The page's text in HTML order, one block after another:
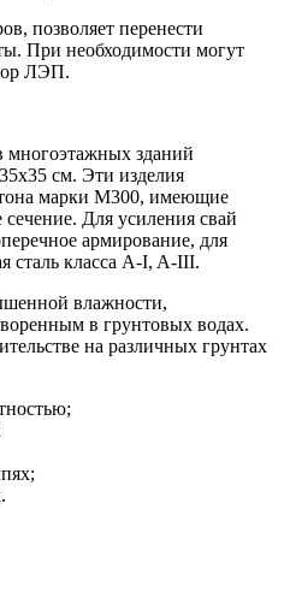
позволяет перенести
При необходимости могут
ЛЭП.
многоэтажных зданий
см. Эти изделия
марки М300, имеющие
Для усиления свай
армирование, для
сталь класса A-I, A-III.
влажности,
в грунтовых водах.
на различных грунтах